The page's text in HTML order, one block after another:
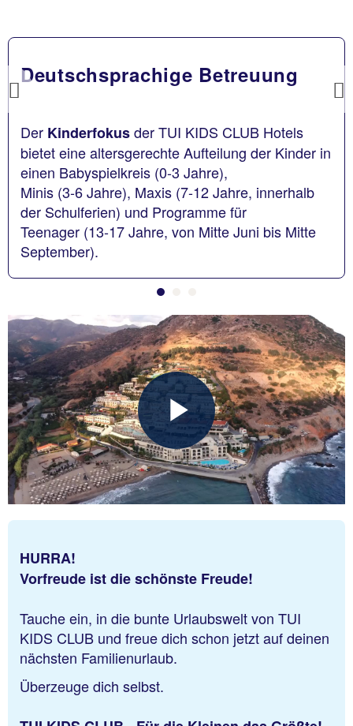
Previous
Deutschsprachige Betreuung
Der Kinderfokusder TUI KIDS CLUB Hotels
bietet eine altersgerechte Aufteilung der Kinder in
einen Babyspielkreis (0-3 Jahre),
Minis (3-6 Jahre), Maxis (7-12 Jahre, innerhalb
der Schulferien) und Programme für
Teenager (13-17 Jahre, von Mitte Juni bis Mitte
September).
HURRA!
Vorfreude ist die schönste Freude!
Tauche ein, in die bunte Urlaubswelt von TUI
KIDS CLUB und freue dich schon jetzt auf deinen
nächsten Familienurlaub.
Überzeuge dich selbst.